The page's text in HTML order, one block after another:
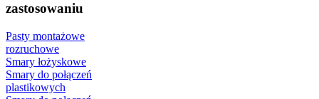
zastosowaniu
Pasty montażowe
rozruchowe
Smary łożyskowe
Smary do połączeń
plastikowych